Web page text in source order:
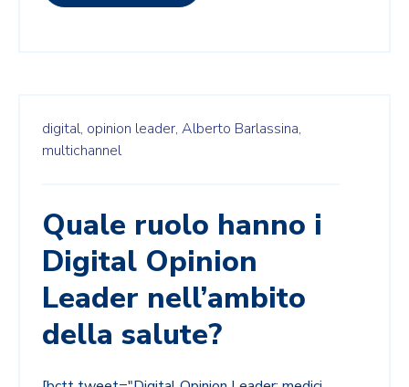
digital, opinion leader, Alberto Barlassina,
multichannel
Quale ruolo hanno i
Digital Opinion
Leader nell’ambito
della salute?